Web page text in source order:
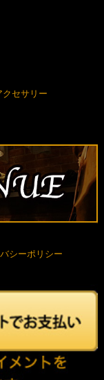
クセサリー
シーポリシー